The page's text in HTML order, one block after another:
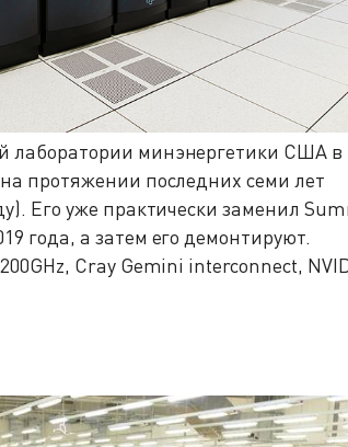
лаборатории минэнергетики США
протяжении последних семи лет
Его уже практически заменил
года, а затем его демонтируют.
Cray Gemini interconnect,